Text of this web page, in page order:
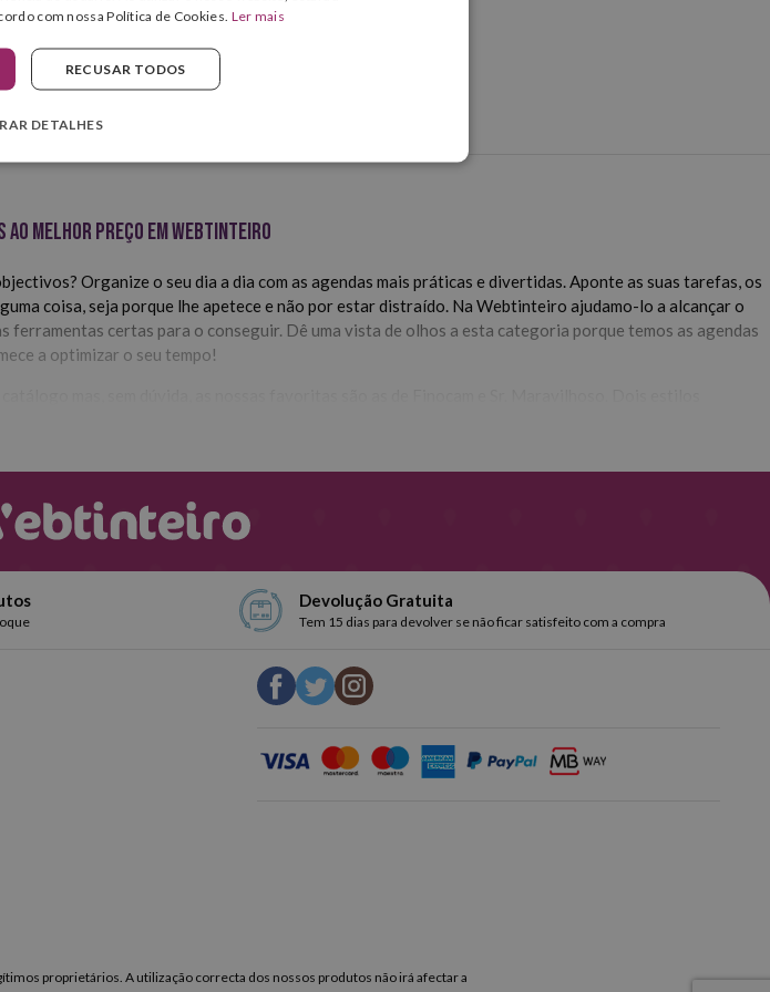
ao melhor preço em Webtinteiro
Organize o seu dia a dia com as agendas mais práticas e divertidas. Aponte as suas tarefas, os
coisa, seja porque lhe apetece e não por estar distraído. Na Webtinteiro ajudamo-lo a alcançar o
certas para o conseguir. Dê uma vista de olhos a esta categoria porque temos as agendas
a optimizar o seu tempo!
com página por dia e composição semana a semana.
em Webtinteiro
dura, com desenhos divertidos cheios de frases inspiradoras ou estética simples e prática, sem fecho
o seu planeador favorito ao melhor preço do mercado e leve a sua eficiência ao próximo nível!
Devolução Gratuita
Tem 15 dias para devolver se não ficar satisfeito com a compra
proprietários. A utilização correcta dos nossos produtos não irá afectar a
com nossa Política de Cookies. Ler mais
RECUSAR TODOS
DETALHES